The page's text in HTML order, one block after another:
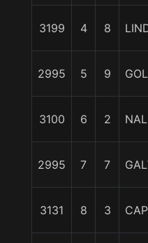
3199 4 8
2995 5 9
3100 6 2
2995 7 7
3131 8 3